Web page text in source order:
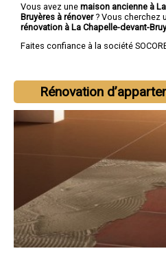
Vous avez une maison ancienne à
Bruyères à rénover? Vous cherchez
rénovation à La Chapelle-devant-
Faites confiance à la société
Rénovation